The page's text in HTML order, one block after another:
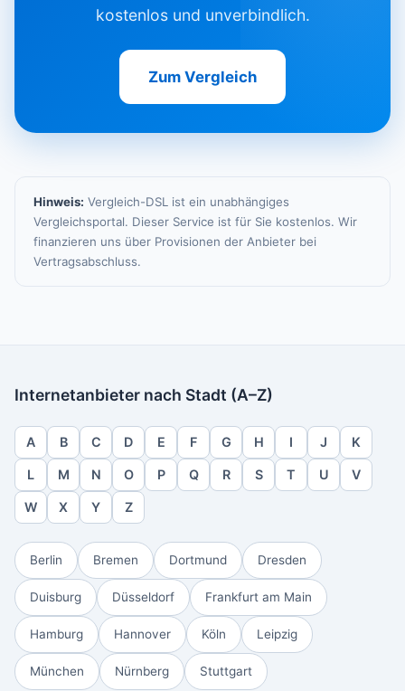
kostenlos und unverbindlich.
Zum Vergleich
Hinweis: Vergleich-DSL ist ein unabhängiges
Vergleichsportal. Dieser Service ist für Sie kostenlos. Wir
finanzieren uns über Provisionen der Anbieter bei
Vertragsabschluss.
Internetanbieter nach Stadt (A–Z)
A B C D E F G H I J K
L M N O P Q R S T U V
W X Y Z
Berlin Bremen Dortmund Dresden
Duisburg Düsseldorf Frankfurt am Main
Hamburg Hannover Köln Leipzig
München Nürnberg Stuttgart